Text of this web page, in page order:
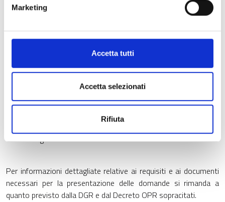
Marketing
Accetta tutti
Accetta selezionati
Rifiuta
- Partita IVA
- Apertura/aggiornamento del fascicolo aziendale in SISCO (la
costituzione e l'aggiornamento del fascicolo aziendale sono di
- Registrazione in Banca Dati Apistica del numero di alveari
posseduti in riferimento al censimento 2022 per le forme
associate e al censimento 2023 per i produttori apistici
- DURC regolare
Per informazioni dettagliate relative ai requisiti e ai documenti
necessari per la presentazione delle domande si rimanda a
quanto previsto dalla DGR e dal Decreto OPR sopracitati.